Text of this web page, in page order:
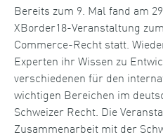
Bereits zum 9. Mal fand am
XBorder18-Veranstaltung
Commerce-Recht statt.
Experten ihr Wissen zu
verschiedenen für den
wichtigen Bereichen im
Schweizer Recht. Die
Zusammenarbeit mit der